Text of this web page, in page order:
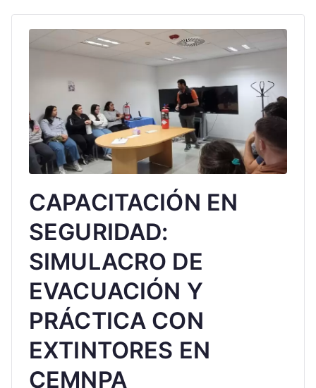
CAPACITACIÓN EN
SEGURIDAD:
SIMULACRO DE
EVACUACIÓN Y
PRÁCTICA CON
EXTINTORES EN
CEMNPA